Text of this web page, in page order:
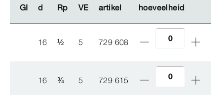
GI d Rp VE artikel hoeveelheid
GI d Rp VE artikel hoeveelheid
16 ½ 5 729 608
16 ¾ 5 729 615